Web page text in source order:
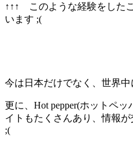
↑↑↑ このような経験をした
います ;(
今は日本だけでなく、世界中
更に、Hot pepper(ホットペ
イトもたくさんあり、情報
;(